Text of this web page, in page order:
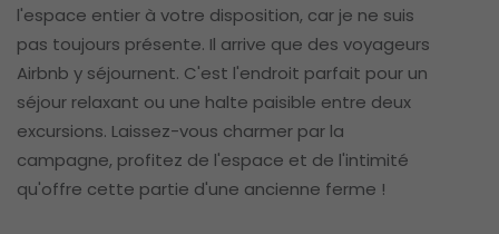
l'espace entier à votre disposition, car je ne suis
pas toujours présente. Il arrive que des voyageurs
Airbnb y séjournent. C'est l'endroit parfait pour un
séjour relaxant ou une halte paisible entre deux
excursions. Laissez-vous charmer par la
campagne, profitez de l'espace et de l'intimité
qu'offre cette partie d'une ancienne ferme !